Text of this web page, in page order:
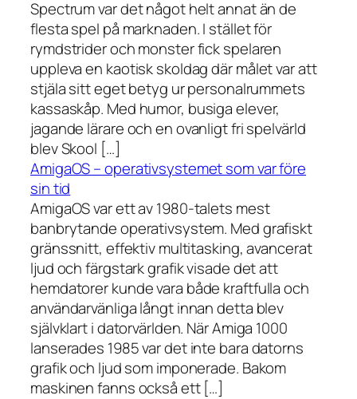
Spectrum var det något helt annat än de
flesta spel på marknaden. I stället för
rymdstrider och monster fick spelaren
uppleva en kaotisk skoldag där målet var att
stjäla sitt eget betyg ur personalrummets
kassaskåp. Med humor, busiga elever,
jagande lärare och en ovanligt fri spelvärld
blev Skool […]
AmigaOS – operativsystemet som var före
sin tid
AmigaOS var ett av 1980-talets mest
banbrytande operativsystem. Med grafiskt
gränssnitt, effektiv multitasking, avancerat
ljud och färgstark grafik visade det att
hemdatorer kunde vara både kraftfulla och
användarvänliga långt innan detta blev
självklart i datorvärlden. När Amiga 1000
lanserades 1985 var det inte bara datorns
grafik och ljud som imponerade. Bakom
maskinen fanns också ett […]